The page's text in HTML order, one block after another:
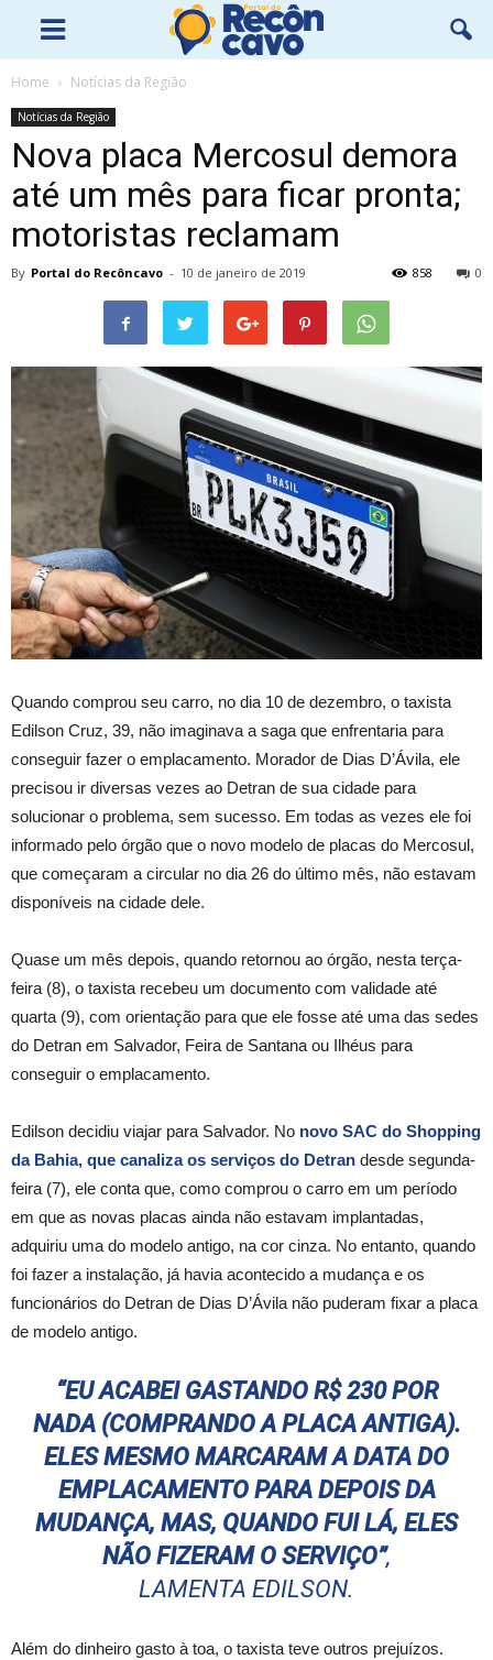
Home Notícias da Região
Notícias da Região
Nova placa Mercosul demora
até um mês para ficar pronta;
motoristas reclamam
By Portal do Recôncavo - 10 de janeiro de 2019 0
858
Quando comprou seu carro, no dia 10 de dezembro, o taxista
Edilson Cruz, 39, não imaginava a saga que enfrentaria para
conseguir fazer o emplacamento. Morador de Dias D’Ávila, ele
precisou ir diversas vezes ao Detran de sua cidade para
solucionar o problema, sem sucesso. Em todas as vezes ele foi
informado pelo órgão que o novo modelo de placas do Mercosul,
que começaram a circular no dia 26 do último mês, não estavam
disponíveis na cidade dele.
Quase um mês depois, quando retornou ao órgão, nesta terça-
feira (8), o taxista recebeu um documento com validade até
quarta (9), com orientação para que ele fosse até uma das sedes
do Detran em Salvador, Feira de Santana ou Ilhéus para
conseguir o emplacamento.
Edilson decidiu viajar para Salvador. No novo SAC do Shopping
da Bahia, que canaliza os serviços do Detran desde segunda-
feira (7), ele conta que, como comprou o carro em um período
em que as novas placas ainda não estavam implantadas,
adquiriu uma do modelo antigo, na cor cinza. No entanto, quando
foi fazer a instalação, já havia acontecido a mudança e os
funcionários do Detran de Dias D’Ávila não puderam fixar a placa
de modelo antigo.
“EU ACABEI GASTANDO R$ 230 POR
NADA (COMPRANDO A PLACA ANTIGA).
ELES MESMO MARCARAM A DATA DO
EMPLACAMENTO PARA DEPOIS DA
MUDANÇA, MAS, QUANDO FUI LÁ, ELES
NÃO FIZERAM O SERVIÇO”,
LAMENTA EDILSON.
Além do dinheiro gasto à toa, o taxista teve outros prejuízos.